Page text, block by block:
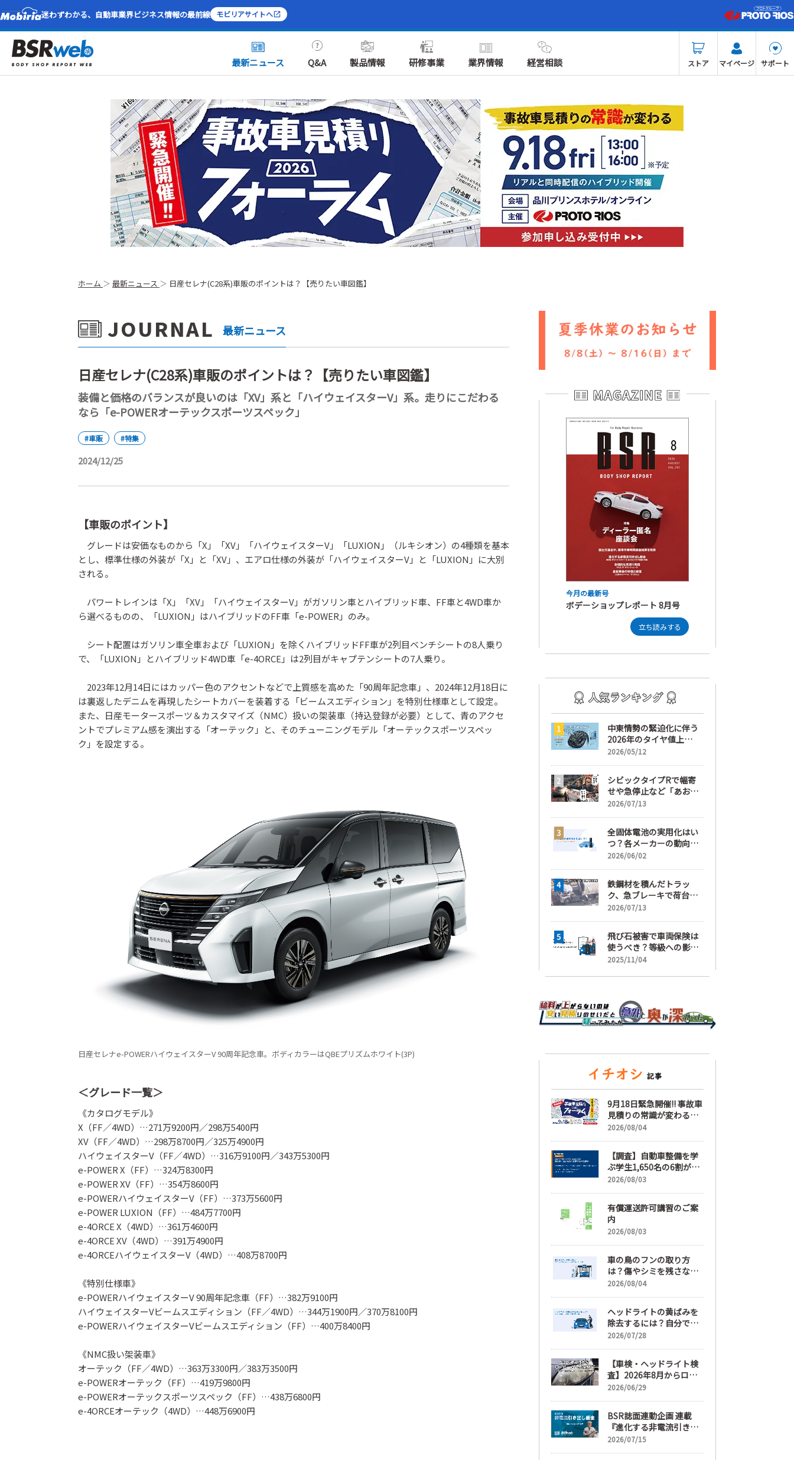
迷わずわかる、自動車業界ビジネス情報の最前線 モビリアサイトへ
最新ニュース Q&A 製品情報 研修事業 業界情報 経営相談 ストア マイページ サポート
ホーム 最新ニュース 日産セレナ(C28系)車販のポイントは？【売りたい車図鑑】
JOURNAL 最新ニュース
日産セレナ(C28系)車販のポイントは？【売りたい車図鑑】
装備と価格のバランスが良いのは「XV」系と「ハイウェイスターV」系。走りにこだわる
なら「e-POWERオーテックスポーツスペック」
#車販 #特集
2024/12/25
【車販のポイント】
グレードは安価なものから「X」「XV」「ハイウェイスターV」「LUXION」（ルキシオン）の4種類を基本
とし、標準仕様の外装が「X」と「XV」、エアロ仕様の外装が「ハイウェイスターV」と「LUXION」に大別
される。
パワートレインは「X」「XV」「ハイウェイスターV」がガソリン車とハイブリッド車、FF車と4WD車か
ら選べるものの、「LUXION」はハイブリッドのFF車「e-POWER」のみ。
シート配置はガソリン車全車および「LUXION」を除くハイブリッドFF車が2列目ベンチシートの8人乗り
で、「LUXION」とハイブリッド4WD車「e-4ORCE」は2列目がキャプテンシートの7人乗り。
2023年12月14日にはカッパー色のアクセントなどで上質感を高めた「90周年記念車」、2024年12月18日に
は裏返したデニムを再現したシートカバーを装着する「ビームスエディション」を特別仕様車として設定。
また、日産モータースポーツ＆カスタマイズ（NMC）扱いの架装車（持込登録が必要）として、青のアクセ
ントでプレミアム感を演出する「オーテック」と、そのチューニングモデル「オーテックスポーツスペッ
ク」を設定する。
日産セレナe-POWERハイウェイスターV 90周年記念車。ボディカラーはQBEプリズムホワイト(3P)
＜グレード一覧＞
《カタログモデル》
X（FF／4WD）…271万9200円／298万5400円
XV（FF／4WD）…298万8700円／325万4900円
ハイウェイスターV（FF／4WD）…316万9100円／343万5300円
e-POWER X（FF）…324万8300円
e-POWER XV（FF）…354万8600円
e-POWERハイウェイスターV（FF）…373万5600円
e-POWER LUXION（FF）…484万7700円
e-4ORCE X（4WD）…361万4600円
e-4ORCE XV（4WD）…391万4900円
e-4ORCEハイウェイスターV（4WD）…408万8700円
《特別仕様車》
e-POWERハイウェイスターV 90周年記念車（FF）…382万9100円
ハイウェイスターVビームスエディション（FF／4WD）…344万1900円／370万8100円
e-POWERハイウェイスターVビームスエディション（FF）…400万8400円
《NMC扱い架装車》
オーテック（FF／4WD）…363万3300円／383万3500円
e-POWERオーテック（FF）…419万9800円
e-POWERオーテックスポーツスペック（FF）…438万6800円
e-4ORCEオーテック（4WD）…448万6900円
今月の最新号
ボデーショップレポート 8月号
立ち読みする
中東情勢の緊迫化に伴う
2026年のタイヤ値上
げ！ 値上げ実施1ヶ月前
売において極めて重要な
訳
2026/05/12
シビックタイプRで幅寄
せや急停止など「あおり
運転」の疑い
2026/07/13
全固体電池の実用化はい
つ？各メーカーの動向と
EVの買い時を解説
2026/06/02
鉄鋼材を積んだトラッ
ク、急ブレーキで荷台が
崩れ、運転手が鉄鋼材に
2026/07/13
飛び石被害で車両保険は
使うべき？等級への影響
と賢い判断基準を解説
2025/11/04
9月18日緊急開催!! 事故車
見積りの常識が変わる
「事故車見積りフォーラ
2026/08/04
【調査】自動車整備を学
ぶ学生1,650名の6割が就
職先選びで「給与」を最
日以上」希望も66.3%
2026/08/03
有償運送許可講習のご案
内
2026/08/03
車の鳥のフンの取り方
は？傷やシミを残さない
正しい落とし方と予防策
2026/08/04
ヘッドライトの黄ばみを
除去するには？自分で綺
麗にする手順と業者費用
2026/07/28
【車検・ヘッドライト検
査】2026年8月からロー
ビームへ完全移行、ヘッ
ーティングも重要に
2026/06/29
BSR誌面連動企画 連載
『進化する非電流引き出
し鈑金』【目次】
2026/07/15